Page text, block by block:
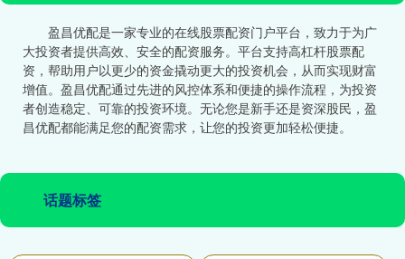
盈昌优配是一家专业的在线股票配资门户平台，致力于为广
大投资者提供高效、安全的配资服务。平台支持高杠杆股票配
资，帮助用户以更少的资金撬动更大的投资机会，从而实现财富
增值。盈昌优配通过先进的风控体系和便捷的操作流程，为投资
者创造稳定、可靠的投资环境。无论您是新手还是资深股民，盈
昌优配都能满足您的配资需求，让您的投资更加轻松便捷。
话题标签